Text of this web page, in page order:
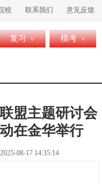
校 联系我们 意见反馈
复习 > 模考 >
盟主题研讨会
在金华举行
08-17 14:35:14